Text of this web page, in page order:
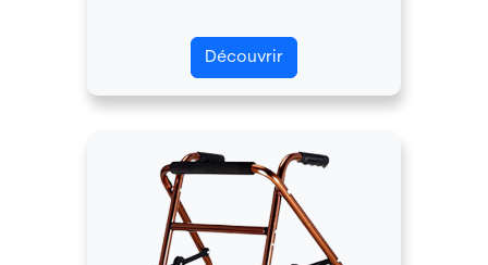
Découvrir